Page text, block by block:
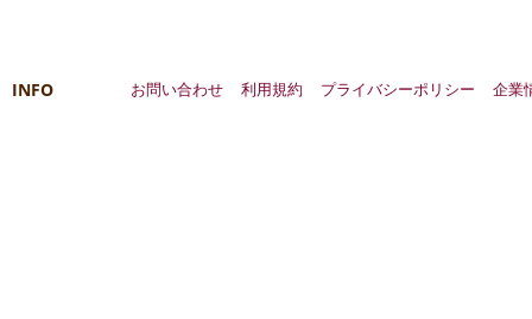
INFO お問い合わせ 利用規約 プライバシーポリシー 企業